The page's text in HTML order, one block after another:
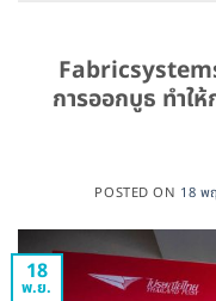
การออกบูธ ทำใ
POSTED ON 18 พ
18
พ.ย.